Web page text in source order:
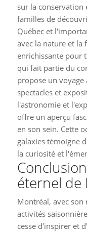
sur la conservation
familles de
Québec et
avec la nature et la
enrichissante pour
qui fait partie du
propose un voyage
spectacles et
l'astronomie et
offre un aperçu
en son sein. Cette
galaxies témoigne
la curiosité et
éternel de
Montréal, avec
activités
cesse d'inspirer et